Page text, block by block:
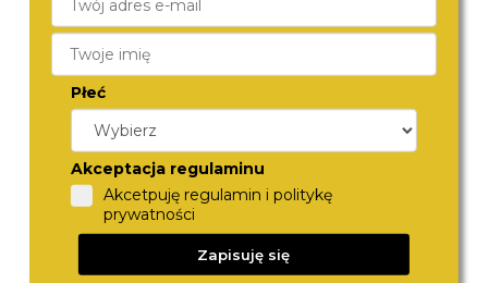
CITIZEN
EM1060-87L
1 790,-
ROAMER
987837 47 40 20
Płeć
Akceptacja regulaminu
Akcetpuję regulamin i politykę
prywatności
Zapisuję się